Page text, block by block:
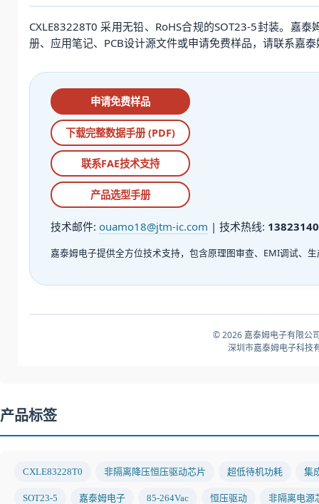
CXLE83228T0 采用无铅、RoHS合规的SOT23-5封装。嘉
册、应用笔记、PCB设计源文件或申请免费样品，请联系嘉
申请免费样品
下载完整数据手册 (PDF)
联系FAE技术支持
产品选型手册
技术邮件: ouamo18@jtm-ic.com | 技术热线:
嘉泰姆电子提供全方位技术支持，包含原理图审查、EMI调试、
© 2026 嘉泰姆电子有限公
深圳市嘉泰姆电子科技
产品标签
CXLE83228T0 非隔离降压恒压驱动芯片 超低待机功耗 集
SOT23-5 嘉泰姆电子 85-264Vac 恒压驱动 非隔离电源